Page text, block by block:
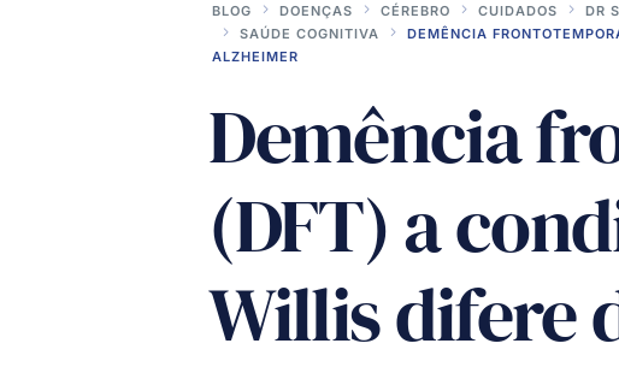
BLOG DOENÇAS CÉREBRO CUIDADOS DR
SAÚDE COGNITIVA
DEMÊNCIA
ALZHEIMER
Demência
(DFT) a
Willis difere